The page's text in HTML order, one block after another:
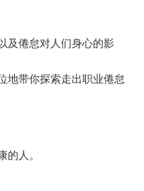
及倦怠对人们身心的影
地带你探索走出职业倦怠
的人。